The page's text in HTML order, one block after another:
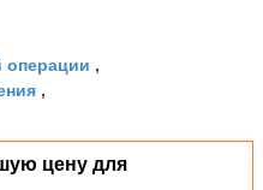
операции ,
,
цену для